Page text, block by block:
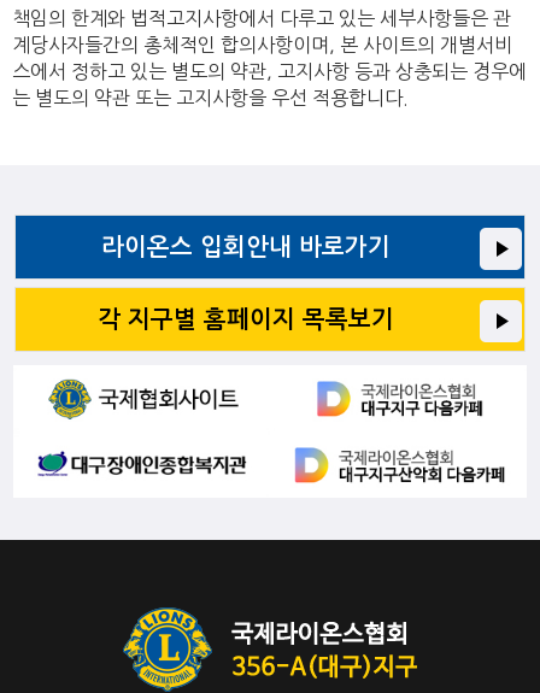
책임의 한계와 법적고지사항에서 다루고 있는 세부사항들은 관
계당사자들간의 총체적인 합의사항이며, 본 사이트의 개별서비
스에서 정하고 있는 별도의 약관, 고지사항 등과 상충되는 경우에
는 별도의 약관 또는 고지사항을 우선 적용합니다.
라이온스 입회안내 바로가기
각 지구별 홈페이지 목록보기